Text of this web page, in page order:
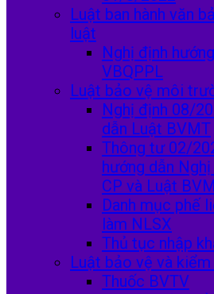
Luật ban hành văn
luật
Nghị định
VBQPPL
Luật bảo vệ môi
Nghị định 08/
dẫn Luật BVMT
Thông tư 02/
hướng dẫn
CP và Luật
Danh mục phế
làm NLSX
Thủ tục nhập
Luật bảo vệ và
Thuốc BVTV